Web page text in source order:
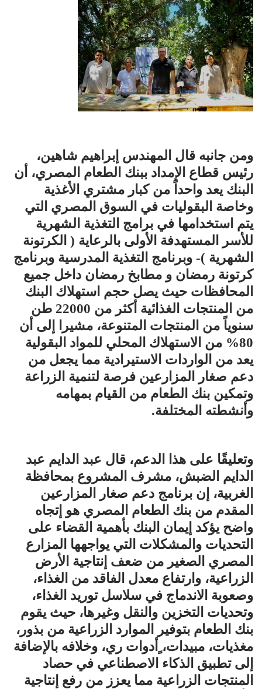
ومن جانبه قال المهندس إبراهيم شاهين،
رئيس قطاع الإمداد ببنك الطعام المصري، أن
البنك يعد واحداً من كبار مشتري الأغذية
وخاصة البقوليات في السوق المصري التي
يتم استخدامها في برامج التغذية الشهرية
للأسر المستهدفة الأولى بالرعاية ( الكرتونة
الشهرية )- وبرنامج التغذية المدرسية وبرنامج
كرتونة رمضان و مطابخ رمضان داخل جميع
المحافظات حيث يصل حجم استهلاك البنك
من المنتجات الغذائية أكثر من 22000 طن
سنوياً من المنتجات المتنوعة، مشيرا إلى أن
80% من الاستهلاك المحلي للمواد البقولية
يعد من الواردات الاستيرادية مما يجعل من
دعم صغار المزارعين فرصة لتنمية الزراعة
وتمكين بنك الطعام من القيام بمهامه
وأنشطته المختلفة.
وتعليقًا على هذا الدعم، قال عبد الدايم عبد
الدايم الضبش، مشرف المشروع بمحافظة
الغربية، إن برنامج دعم صغار المزارعين
المقدم من بنك الطعام المصري هو إتجاه
واضح يؤكد إيمان البنك بأهمية القضاء على
التحديات والمشكلات التي يواجهها المزارع
المصري الصغير من ضعف إنتاجية الأرض
الزراعية، وارتفاع معدل الفاقد من الغذاء،
وصعوبة الاندماج في سلاسل توريد الغذاء،
وتحديات التخزين والنقل وغيرها، حيث يقوم
بنك الطعام بتوفير الموارد الزراعية من بذور،
مغذيات، مبيدات، ٍأدوات ري، وخلافه بالإضافة
إلى تطبيق الذكاء الاصطناعي في حصاد
المنتجات الزراعية مما يعزز من رفع إنتاجية